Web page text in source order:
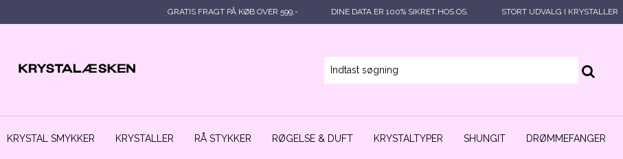
GRATIS FRAGT PÅ KØB OVER 599,- DINE DATA ER 100% SIKRET HOS OS. STORT UDVALG I KRYSTALLER
KRYSTAL SMYKKER KRYSTALLER RÅ STYKKER RØGELSE & DUFT KRYSTALTYPER SHUNGIT DRØMMEFANGER